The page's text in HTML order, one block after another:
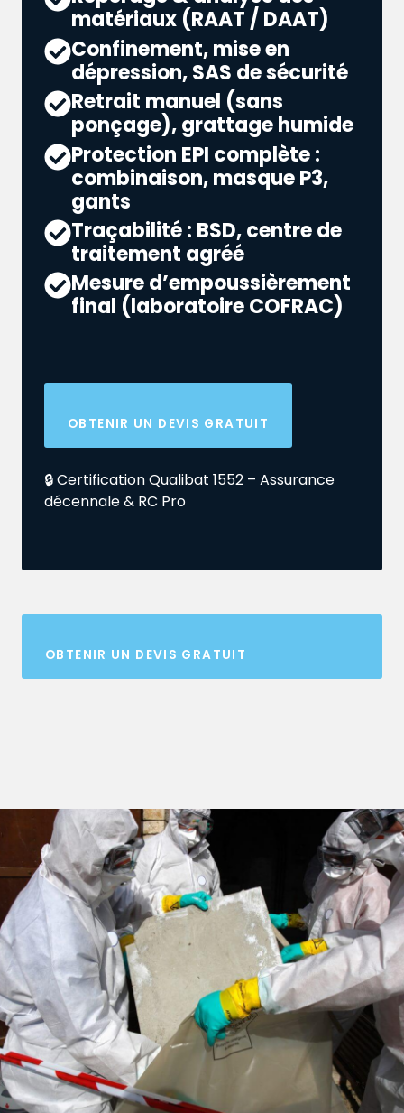
matériaux (RAAT / DAAT)
Confinement, mise en
dépression, SAS de sécurité
Retrait manuel (sans
ponçage), grattage humide
Protection EPI complète :
combinaison, masque P3,
gants
Traçabilité : BSD, centre de
traitement agréé
Mesure d’empoussièrement
final (laboratoire COFRAC)
OBTENIR UN DEVIS GRATUIT
🔒 Certification Qualibat 1552 – Assurance
décennale & RC Pro
OBTENIR UN DEVIS GRATUIT